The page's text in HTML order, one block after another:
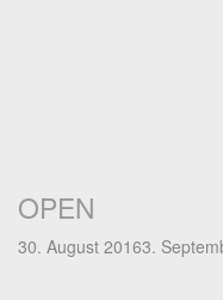
OPEN
30. August 20163.